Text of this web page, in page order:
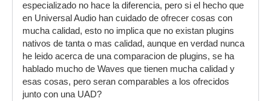
Dijo rotundamente que eran iguales ,
con la diferencia de que los que llevan
Dsp integrado consumen menos cpu,
por lo demas dijo que era solo un
sistema para que la gente no pueda
utilizar sus plugins pirateandolos.
especializado no hace la diferencia, pero si el hecho que
en Universal Audio han cuidado de ofrecer cosas con
mucha calidad, esto no implica que no existan plugins
nativos de tanta o mas calidad, aunque en verdad nunca
he leido acerca de una comparacion de plugins, se ha
hablado mucho de Waves que tienen mucha calidad y
esas cosas, pero seran comparables a los ofrecidos
junto con una UAD?